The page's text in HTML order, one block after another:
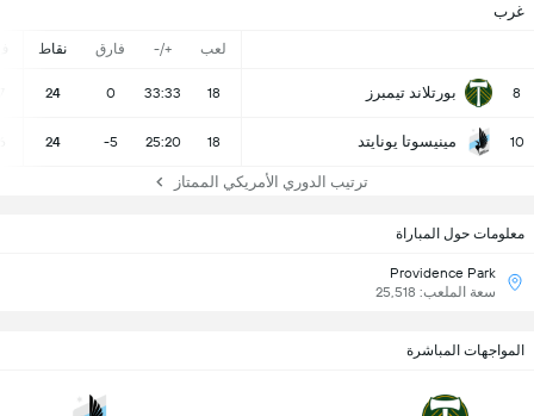
غرب
لعب +/- فارق نقاط
8 بورتلاند تيمبرز 18
33:33
0
24
10 مينيسوتا يونايتد 18
25:20
-5
24
ترتيب الدوري الأمريكي الممتاز
معلومات حول المباراة
Providence Park
سعة الملعب: 25,518
المواجهات المباشرة